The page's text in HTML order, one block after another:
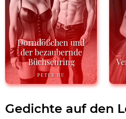
Dorndößchen und
der bezaubernde
Büchsenring
PETER HU
Gedichte auf den